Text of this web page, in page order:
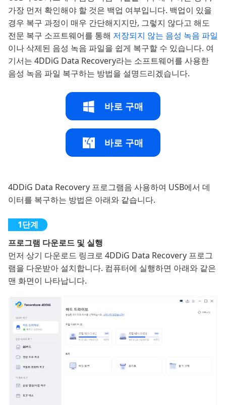
가장 먼저 확인해야 할 것은 백업 여부입니다. 백업이 있을
경우 복구 과정이 매우 간단해지지만, 그렇지 않다고 해도
전문 복구 소프트웨어를 통해 저장되지 않는 음성 녹음 파일
이나 삭제된 음성 녹음 파일을 쉽게 복구할 수 있습니다. 여
기서는 4DDiG Data Recovery라는 소프트웨어를 사용한
음성 녹음 파일 복구하는 방법을 설명드리겠습니다.
바로 구매
바로 구매
4DDiG Data Recovery 프로그램음 사용하여 USB에서 데
이터를 복구하는 방법은 아래와 같습니다.
프로그램 다운로드 및 실행
먼저 상기 다운로드 링크로 4DDiG Data Recovery 프로그
램을 다운받아 설치합니다. 컴퓨터에 실행하면 아래와 같은
맨 화면이 나타납니다.